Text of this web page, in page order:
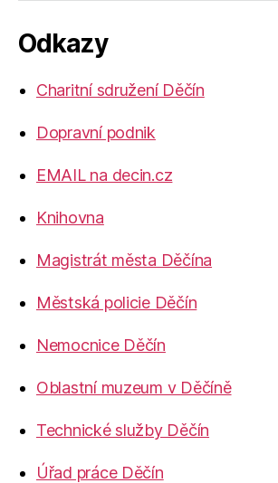
Odkazy
Charitní sdružení Děčín
Dopravní podnik
EMAIL na decin.cz
Knihovna
Magistrát města Děčína
Městská policie Děčín
Nemocnice Děčín
Oblastní muzeum v Děčíně
Technické služby Děčín
Úřad práce Děčín